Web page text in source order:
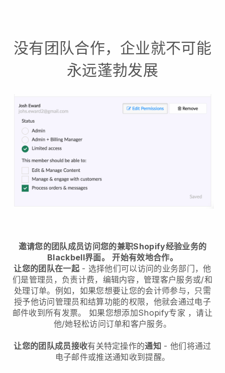
没有团队合作，企业就不可能
永远蓬勃发展
邀请您的团队成员访问您的兼职Shopify经验业务的
Blackbell界面。
开始有效地合作。
让您的团队在一起- 选择他们可以访问的业务部门，他
们是管理员，负责计费，编辑内容，管理客户服务或/和
处理订单。例如，如果您想要让您的会计师参与，只需
授予他访问管理员和结算功能的权限，他就会通过电子
邮件收到所有发票。如果您想添加Shopify专家 ，请让
他/她轻松访问订单和客户服务。
让您的团队成员接收有关特定操作的通知 - 他们将通过
电子邮件或推送通知收到提醒。